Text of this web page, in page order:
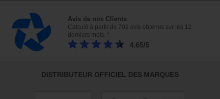
Avis de nos Clients
Calculé à partir de 702 avis obtenus sur les 12
derniers mois. *
4.65/5
DISTRIBUTEUR OFFICIEL DES MARQUES